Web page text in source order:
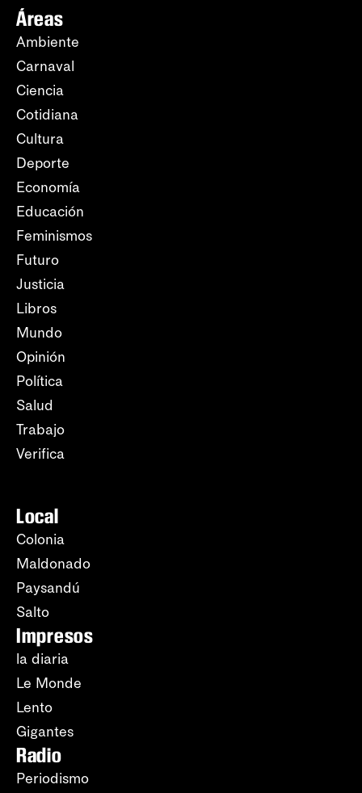
Áreas
Ambiente
Carnaval
Ciencia
Cotidiana
Cultura
Deporte
Economía
Educación
Feminismos
Futuro
Justicia
Libros
Mundo
Opinión
Política
Salud
Trabajo
Verifica
Local
Colonia
Maldonado
Paysandú
Salto
Impresos
la diaria
Le Monde
Lento
Gigantes
Radio
Periodismo